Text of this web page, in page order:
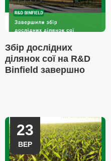
Збір дослідних
ділянок сої на R&D
Binfield завершно
23
ВЕР